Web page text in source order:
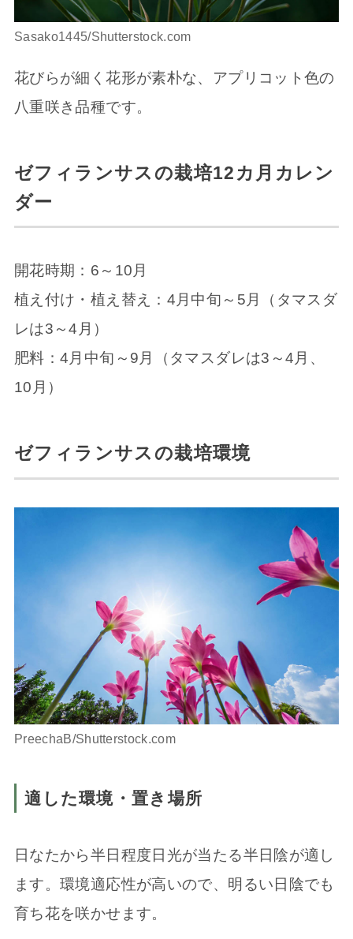
Sasako1445/Shutterstock.com
花びらが細く花形が素朴な、アプリコット色の
八重咲き品種です。
ゼフィランサスの栽培12カ月カレン
ダー
開花時期：6～10月
植え付け・植え替え：4月中旬～5月（タマスダ
レは3～4月）
肥料：4月中旬～9月（タマスダレは3～4月、
10月）
ゼフィランサスの栽培環境
PreechaB/Shutterstock.com
適した環境・置き場所
日なたから半日程度日光が当たる半日陰が適し
ます。環境適応性が高いので、明るい日陰でも
育ち花を咲かせます。